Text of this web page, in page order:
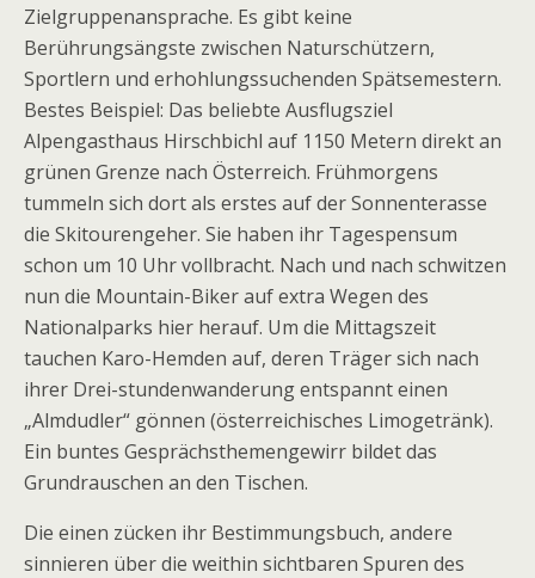
Zielgruppenansprache. Es gibt keine
Berührungsängste zwischen Naturschützern,
Sportlern und erhohlungssuchenden Spätsemestern.
Bestes Beispiel: Das beliebte Ausflugsziel
Alpengasthaus Hirschbichl auf 1150 Metern direkt an
grünen Grenze nach Österreich. Frühmorgens
tummeln sich dort als erstes auf der Sonnenterasse
die Skitourengeher. Sie haben ihr Tagespensum
schon um 10 Uhr vollbracht. Nach und nach schwitzen
nun die Mountain-Biker auf extra Wegen des
Nationalparks hier herauf. Um die Mittags­zeit
tauchen Karo-Hemden auf, deren Träger sich nach
ihrer Drei-stundenwanderung entspannt einen
„Almdudler“ gönnen (österreichisches Limogetränk).
Ein buntes Gesprächsthemengewirr bildet das
Grundrauschen an den Tischen.
Die einen zücken ihr Bestimmungsbuch, andere
sinnieren über die weithin sichtbaren Spuren des